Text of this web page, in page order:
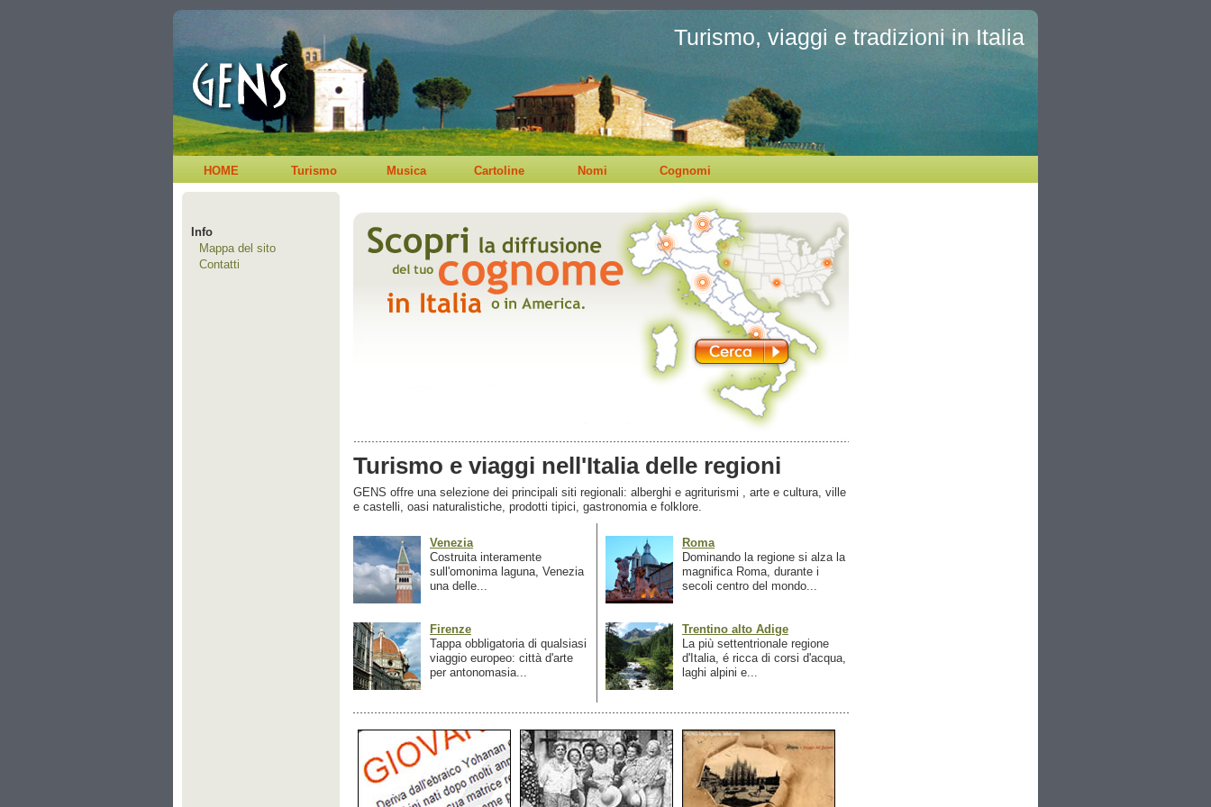
Turismo, viaggi e tradizioni in Italia
HOME Turismo Musica Cartoline Nomi Cognomi
Info
Mappa del sito
Contatti
Turismo e viaggi nell'Italia delle regioni
GENS offre una selezione dei principali siti regionali: alberghi e agriturismi , arte e cultura, ville
e castelli, oasi naturalistiche, prodotti tipici, gastronomia e folklore.
Venezia
Costruita interamente
sull'omonima laguna, Venezia
una delle...
Firenze
Tappa obbligatoria di qualsiasi
viaggio europeo: città d'arte
per antonomasia...
Roma
Dominando la regione si alza la
magnifica Roma, durante i
secoli centro del mondo...
Trentino alto Adige
La più settentrionale regione
d'Italia, é ricca di corsi d'acqua,
laghi alpini e...